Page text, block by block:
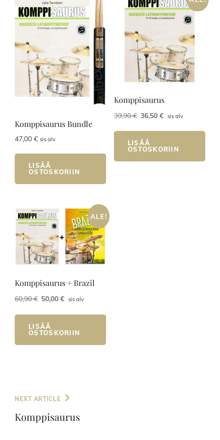
Komppisaurus Bundle
47,00 € sis alv
LISÄÄ
OSTOSKORIIN
Komppisaurus
39,90€ Alkuperäinen
oli:
39,90 €.
36,50€ Nykyinen
on:
sis alv
LISÄÄ
OSTOSKORIIN
ALE!
Komppisaurus + Brazil
60,90€ Alkuperäinen
oli:
60,90 €.
50,00€ Nykyinen
on:
sis alv
LISÄÄ
OSTOSKORIIN
Artikkelien
selaus
Next
Post
NEXT ARTICLE
Komppisaurus